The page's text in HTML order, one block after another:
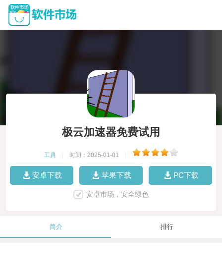
极云加速器免费试用
工具 时间：2025-01-01
安卓下载 苹果下载 PC下载
安卓市场，安全绿色
简介 排行